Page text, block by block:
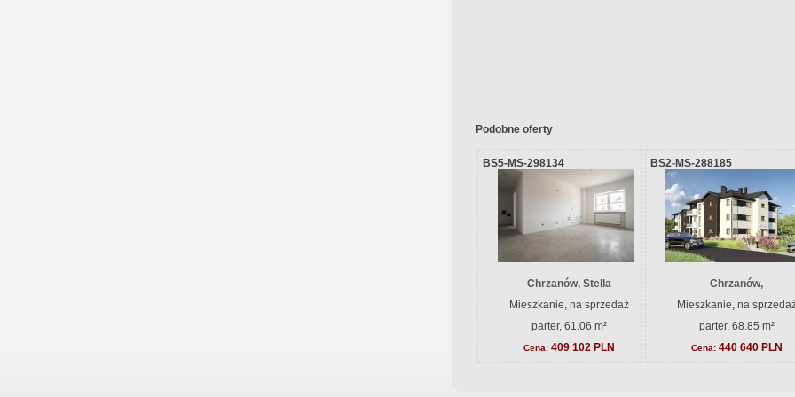
Podobne oferty
BS5-MS-298134
Chrzanów, Stella
Mieszkanie, na sprzedaż
parter, 61.06 m²
Cena: 409 102 PLN
BS2-MS-288185
Chrzanów,
Mieszkanie, na
parter, 68.85 m²
Cena: 440 640 PLN